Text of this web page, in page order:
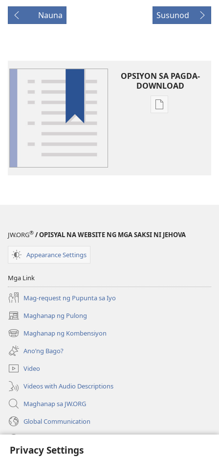
Privacy Settings
Nauna Susunod
OPSIYON SA PAGDA-
DOWNLOAD
Opsiyon
JW.ORG® / OPISYAL NA WEBSITE NG MGA SAKSI NI JEHOVA
Appearance Settings
Mga Link
Mag-request ng Pupunta sa Iyo
Maghanap ng Pulong
(may
bubukas
na
bagong
window)
Maghanap ng Kombensiyon
(may
bubukas
na
bagong
window)
Ano’ng Bago?
Video
Videos with Audio Descriptions
Maghanap sa JW.ORG
Global Communication